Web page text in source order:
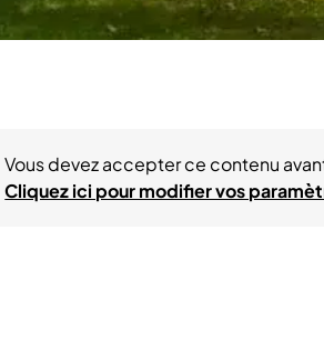
Vous devez accepter ce contenu
Cliquez ici pour modifier vos